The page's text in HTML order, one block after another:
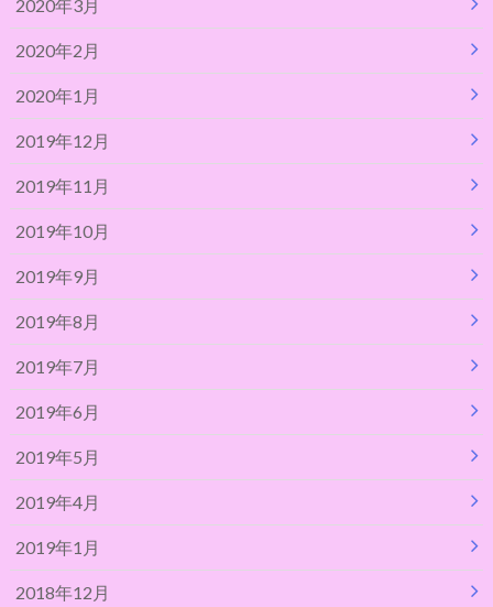
2020年3月
2020年2月
2020年1月
2019年12月
2019年11月
2019年10月
2019年9月
2019年8月
2019年7月
2019年6月
2019年5月
2019年4月
2019年1月
2018年12月